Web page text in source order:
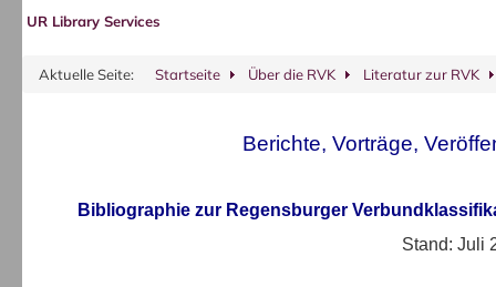
UR Library Services
Aktuelle Seite: Startseite Über die RVK Literatur zur RVK
Berichte, Vorträge,
Bibliographie zur Regensburger
Stand: Juli